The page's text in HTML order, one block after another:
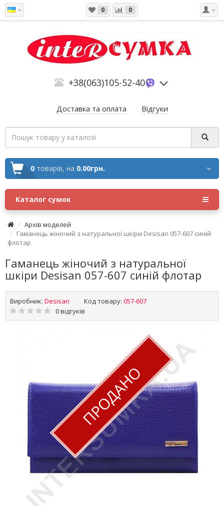
0 0
+38(063)105-52-40
Доставка та оплата Відгуки
0 товарів, на 0.00грн.
Каталог сумок
Архів моделей
Гаманець жіночий з натуральної шкіри Desisan 057-607 синій
флотар
Гаманець жіночий з натуральної
шкіри Desisan 057-607 синій флотар
Виробник: Desisan Код товару: 057-607
0 відгуків
ПРОДАНО